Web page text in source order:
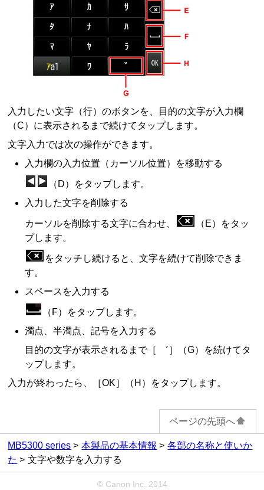
入力したい文字（行）のボタンを、目的の文字が入力欄
（C）に表示されるまで続けてタップします。
文字入力では次の操作ができます。
入力欄の入力位置（カーソル位置）を移動する
（D）をタップします。
入力した文字を削除する
カーソルを削除する文字に合わせ、
（E）をタッ
プします。
をタッチし続けると、文字を続けて削除できま
す。
スペースを入力する
（F）をタップします。
濁点、半濁点、記号を入力する
目的の文字が表示されるまで［
゛］（G）を続けてタ
ップします。
入力が終わったら、［OK］（H）をタップします。
ページの先頭へ
MB5300 series 本製品の基本情報
各部の名称と使いか
た
文字や数字を入力する
© Canon Inc. 2014